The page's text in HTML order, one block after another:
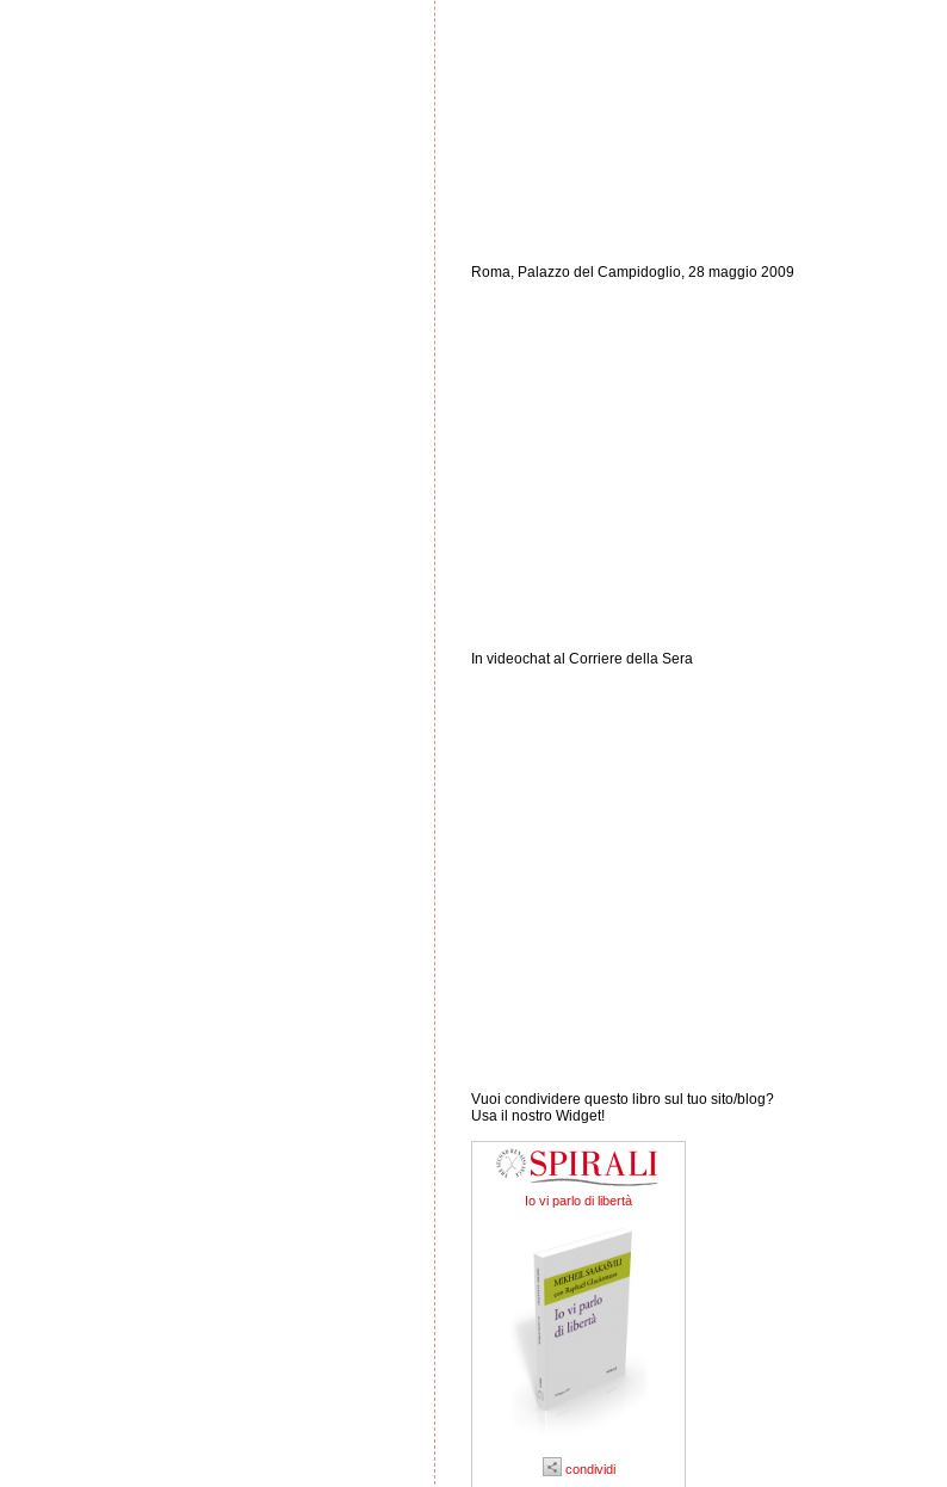
Roma, Palazzo del Campidoglio, 28 maggio 2009
In videochat al Corriere della Sera
Vuoi condividere questo libro sul tuo sito/blog?
Usa il nostro Widget!
Io vi parlo di libertà
condividi